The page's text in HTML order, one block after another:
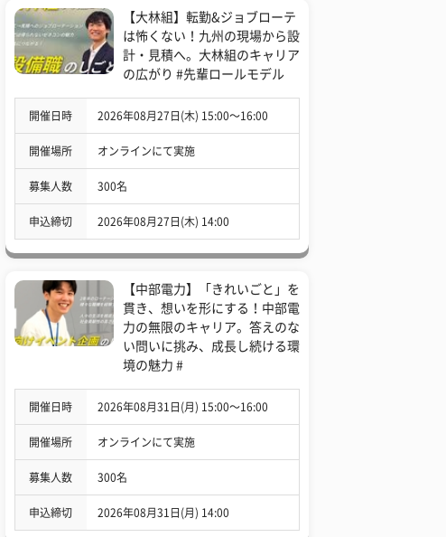
【大林組】転勤&ジョブローテ
は怖くない！九州の現場から設
計・見積へ。大林組のキャリア
の広がり #先輩ロールモデル
開催日時 2026年08月27日(木) 15:00〜16:00
開催場所 オンラインにて実施
募集人数 300名
申込締切 2026年08月27日(木) 14:00
【中部電力】「きれいごと」を
貫き、想いを形にする！中部電
力の無限のキャリア。答えのな
い問いに挑み、成長し続ける環
境の魅力 #
開催日時 2026年08月31日(月) 15:00〜16:00
開催場所 オンラインにて実施
募集人数 300名
申込締切 2026年08月31日(月) 14:00